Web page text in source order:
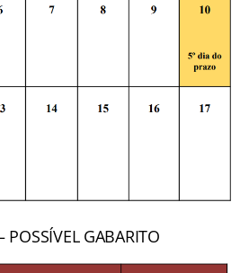
POSSÍVEL GABARITO